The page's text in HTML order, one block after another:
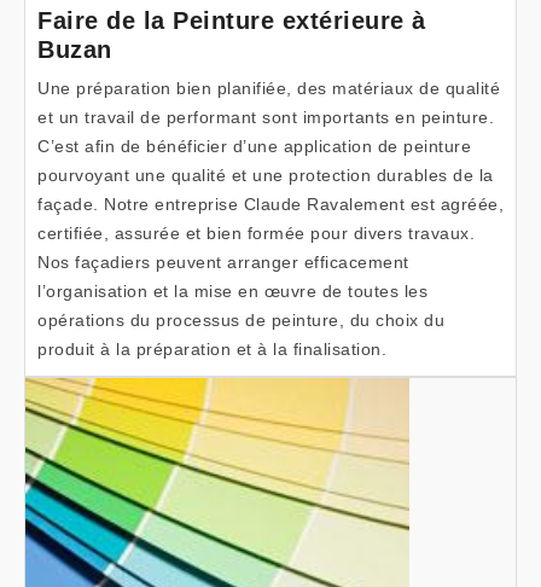
Faire de la Peinture extérieure à
Buzan
Une préparation bien planifiée, des matériaux de qualité
et un travail de performant sont importants en peinture.
C’est afin de bénéficier d’une application de peinture
pourvoyant une qualité et une protection durables de la
façade. Notre entreprise Claude Ravalement est agréée,
certifiée, assurée et bien formée pour divers travaux.
Nos façadiers peuvent arranger efficacement
l’organisation et la mise en œuvre de toutes les
opérations du processus de peinture, du choix du
produit à la préparation et à la finalisation.